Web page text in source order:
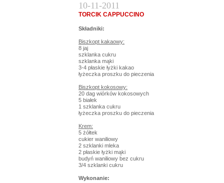
10-11-2011
TORCIK CAPPUCCINO
Składniki:
Biszkopt kakaowy:
8 jaj
szklanka cukru
szklanka mąki
3-4 płaskie łyżki kakao
łyżeczka proszku do pieczenia
Biszkopt kokosowy:
20 dag wiórków kokosowych
5 białek
1 szklanka cukru
łyżeczka proszku do pieczenia
Krem:
5 żółtek
cukier waniliowy
2 szklanki mleka
2 płaskie łyżki mąki
budyń waniliowy bez cukru
3/4 szklanki cukru
Wykonanie: